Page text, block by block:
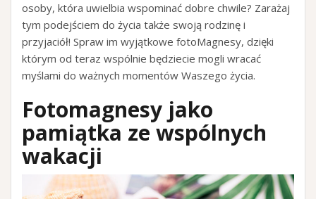
osoby, która uwielbia wspominać dobre chwile? Zarażaj
tym podejściem do życia także swoją rodzinę i
przyjaciół! Spraw im wyjątkowe fotoMagnesy, dzięki
którym od teraz wspólnie będziecie mogli wracać
myślami do ważnych momentów Waszego życia.
Fotomagnesy jako
pamiątka ze wspólnych
wakacji